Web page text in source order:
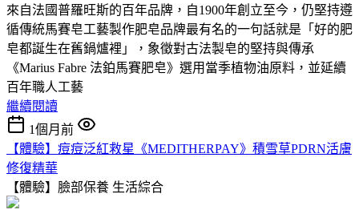
來自法國普羅旺斯的百年品牌，自1900年創立至今，仍堅持遵
循傳統馬賽皂工藝製作肥皂品牌最有名的一句話就是「好的肥
皂都誕生在舊鍋爐裡」，象徵對古法製皂的堅持與傳承
《Marius Fabre 法鉑馬賽肥皂》選用當季植物油原料，並延續
百年職人工藝
繼續閱讀
1個月前
【體驗】痘痘泛紅救星《MEDITHERPAY》積雪草PDRN活膚
修復精華
【體驗】臉部保養 生活綜合